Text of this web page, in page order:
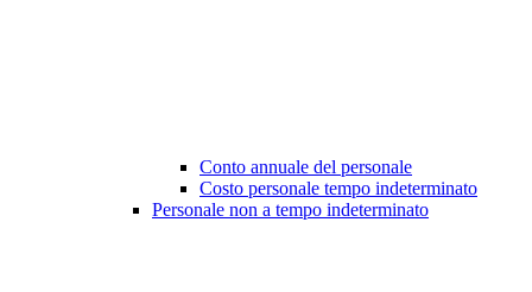
Conto annuale del personale
Costo personale tempo indeterminato
Personale non a tempo indeterminato